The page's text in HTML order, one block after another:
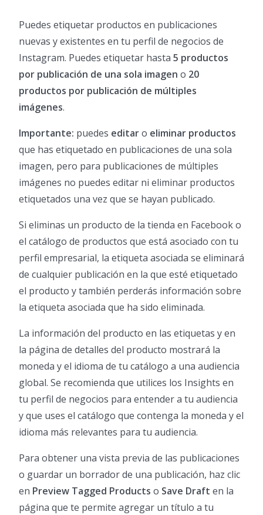
Puedes etiquetar productos en publicaciones
nuevas y existentes en tu perfil de negocios de
Instagram. Puedes etiquetar hasta 5 productos
por publicación de una sola imagen o 20
productos por publicación de múltiples
imágenes.
Importante: puedes editaro eliminar productos
que has etiquetado en publicaciones de una sola
imagen, pero para publicaciones de múltiples
imágenes no puedes editar ni eliminar productos
etiquetados una vez que se hayan publicado.
Si eliminas un producto de la tienda en Facebook o
el catálogo de productos que está asociado con tu
perfil empresarial, la etiqueta asociada se eliminará
de cualquier publicación en la que esté etiquetado
el producto y también perderás información sobre
la etiqueta asociada que ha sido eliminada.
La información del producto en las etiquetas y en
la página de detalles del producto mostrará la
moneda y el idioma de tu catálogo a una audiencia
global. Se recomienda que utilices los Insights en
tu perfil de negocios para entender a tu audiencia
y que uses el catálogo que contenga la moneda y el
idioma más relevantes para tu audiencia.
Para obtener una vista previa de las publicaciones
o guardar un borrador de una publicación, haz clic
en Preview Tagged Products o Save Draft en la
página que te permite agregar un título a tu